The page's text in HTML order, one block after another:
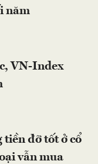
năm
VN-Index
tiền đỡ tốt ở cổ
vẫn mua